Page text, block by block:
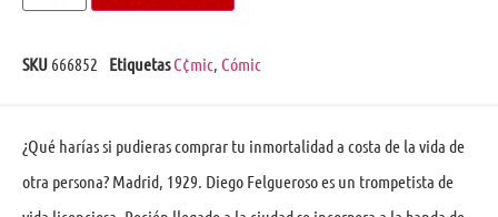
SKU 666852 EtiquetasC¢mic, Cómic
¿Qué harías si pudieras comprar tu inmortalidad a costa de la vida de
otra persona? Madrid, 1929. Diego Felgueroso es un trompetista de